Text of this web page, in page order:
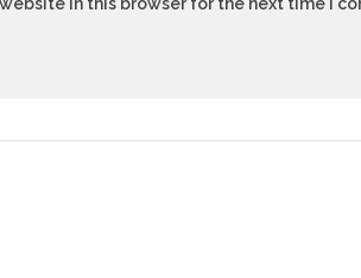
in this browser for the next time I